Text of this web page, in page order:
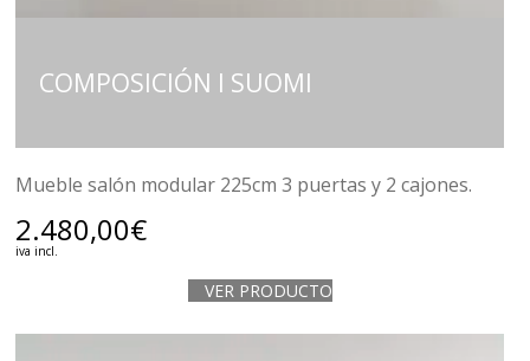
COMPOSICIÓN I SUOMI
Mueble salón modular 225cm 3 puertas y 2 cajones.
2.480,00€
iva incl.
VER PRODUCTO